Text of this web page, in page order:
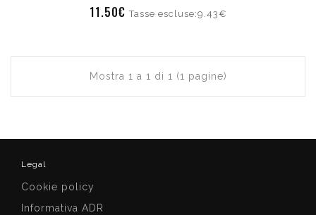
11.50€Tasse escluse:9.43€
Mostra 1 a 1 di 1 (1 pagine)
Legal
Cookie policy
Informativa ADR